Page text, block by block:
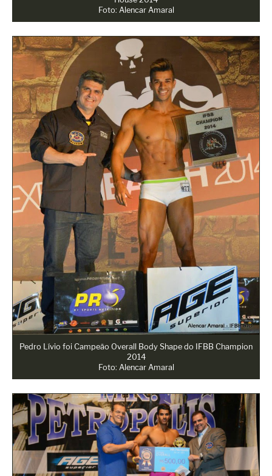
Foto: Alencar Amaral
Pedro Lívio foi Campeão Overall Body Shape do IFBB Champion
2014
Foto: Alencar Amaral